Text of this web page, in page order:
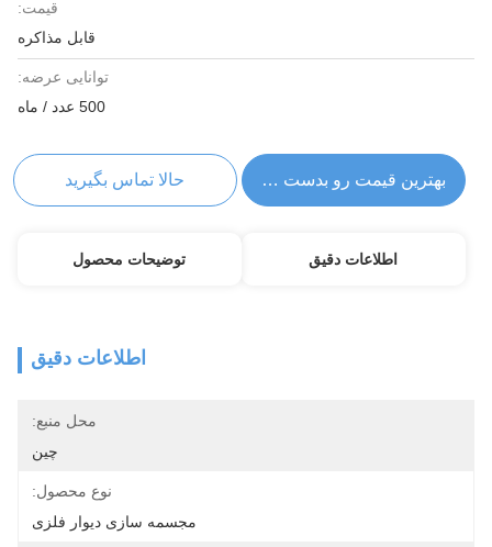
قیمت:
قابل مذاکره
توانایی عرضه:
500 عدد / ماه
بهترین قیمت رو بدست بیار حالا تماس بگیرید
اطلاعات دقیق توضیحات محصول
اطلاعات دقیق
محل منبع:
چين
نوع محصول:
مجسمه سازی دیوار فلزی